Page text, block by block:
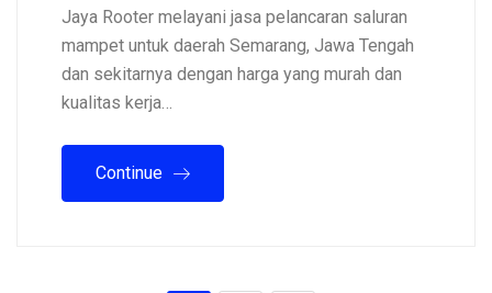
Jaya Rooter melayani jasa pelancaran saluran
mampet untuk daerah Semarang, Jawa Tengah
dan sekitarnya dengan harga yang murah dan
kualitas kerja…
Continue